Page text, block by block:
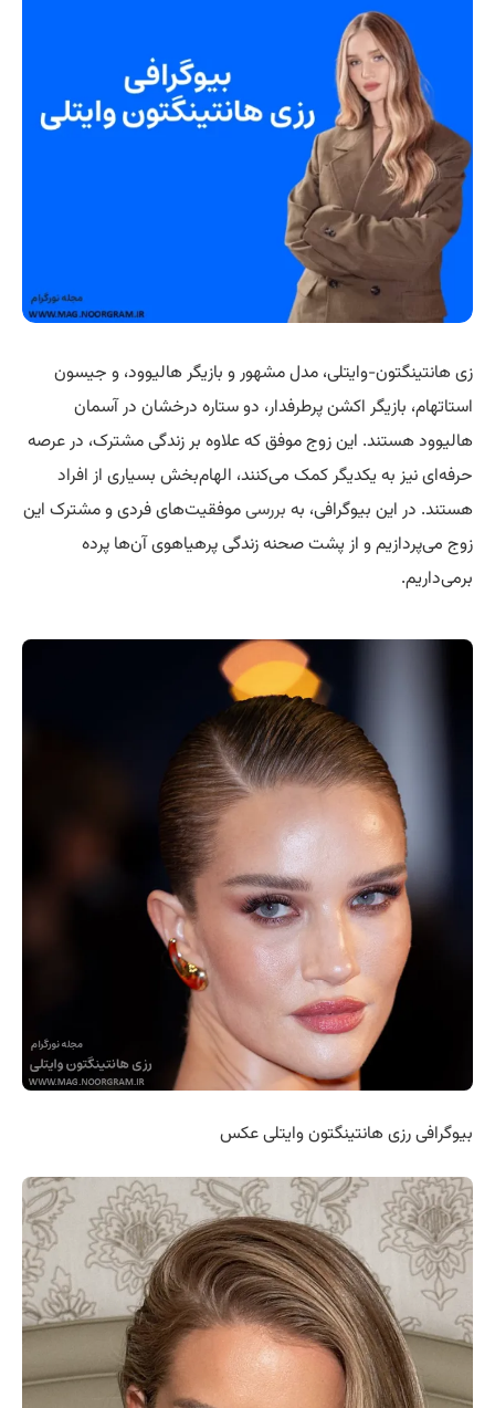
زی هانتینگتون-وایتلی، مدل مشهور و بازیگر هالیوود، و جیسون
استاتهام، بازیگر اکشن پرطرفدار، دو ستاره درخشان در آسمان
هالیوود هستند. این زوج موفق که علاوه بر زندگی مشترک، در عرصه
حرفه‌ای نیز به یکدیگر کمک می‌کنند، الهام‌بخش بسیاری از افراد
هستند. در این بیوگرافی، به بررسیموفقیت‌های فردی و مشترک این
زوج می‌پردازیم و از پشت صحنه زندگی پرهیاهوی آن‌ها پرده
برمی‌داریم.
بیوگرافی رزی هانتینگتون وایتلی عکس